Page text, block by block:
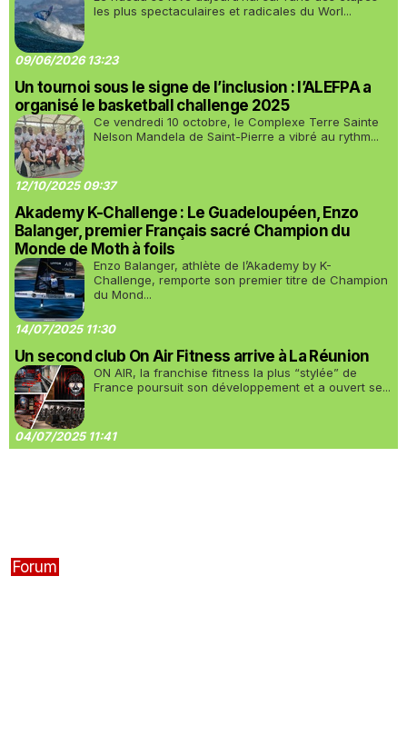
les plus spectaculaires et radicales du Worl...
09/06/2026 13:23
Un tournoi sous le signe de l’inclusion : l’ALEFPA a
organisé le basketball challenge 2025
Ce vendredi 10 octobre, le Complexe Terre Sainte
Nelson Mandela de Saint-Pierre a vibré au rythm...
12/10/2025 09:37
Akademy K-Challenge : Le Guadeloupéen, Enzo
Balanger, premier Français sacré Champion du
Monde de Moth à foils
Enzo Balanger, athlète de l’Akademy by K-
Challenge, remporte son premier titre de Champion
du Mond...
14/07/2025 11:30
Un second club On Air Fitness arrive à La Réunion
ON AIR, la franchise fitness la plus “stylée” de
France poursuit son développement et a ouvert se...
04/07/2025 11:41
Forum